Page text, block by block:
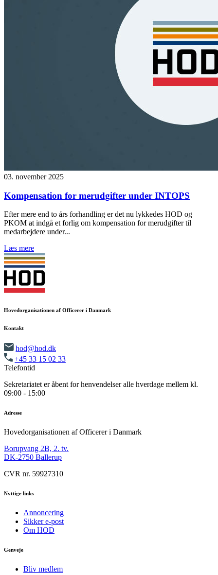
03. november 2025
Kompensation for merudgifter under INTOPS
Efter mere end to års forhandling er det nu lykkedes HOD og
PKOM at indgå et forlig om kompensation for merudgifter til
medarbejdere under...
Læs mere
Hovedorganisationen af Officerer i Danmark
Kontakt
hod@hod.dk
+45 33 15 02 33
Telefontid
Sekretariatet er åbent for henvendelser alle hverdage mellem kl.
09:00 - 15:00
Adresse
Hovedorganisationen af Officerer i Danmark
Borupvang 2B, 2. tv.
DK-2750 Ballerup
CVR nr. 59927310
Nyttige links
Annoncering
Sikker e-post
Om HOD
Genveje
Bliv medlem